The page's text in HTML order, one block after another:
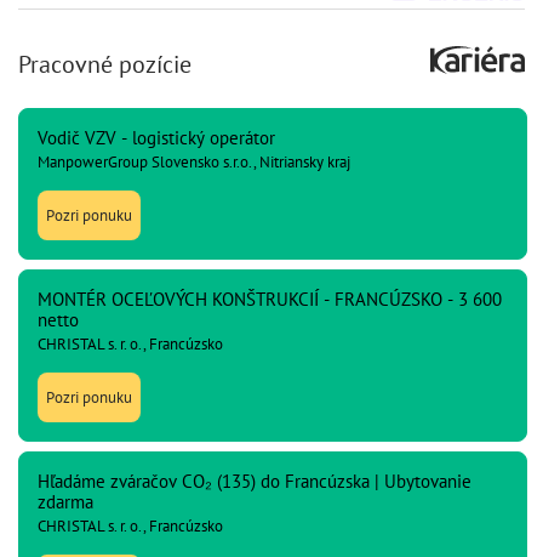
Pracovné pozície
Vodič VZV - logistický operátor
ManpowerGroup Slovensko s.r.o., Nitriansky kraj
Pozri ponuku
MONTÉR OCEĽOVÝCH KONŠTRUKCIÍ - FRANCÚZSKO - 3 600
netto
CHRISTAL s. r. o., Francúzsko
Pozri ponuku
Hľadáme zváračov CO₂ (135) do Francúzska | Ubytovanie
zdarma
CHRISTAL s. r. o., Francúzsko